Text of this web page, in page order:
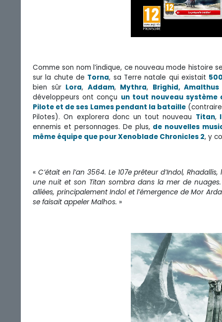
Comme son nom l’indique, ce nouveau mode histoire
sur la chute de Torna, sa Terre natale qui existait
bien sûr Lora, Addam, Mythra, Brighid, Amalthus
développeurs ont conçu un tout nouveau
Pilote et de ses Lames pendant la bataille
Pilotes). On explorera donc un tout nouveau Titan,
ennemis et personnages. De plus, de nouvelles
même équipe que pour Xenoblade Chronicles 2, y
« C’était en l’an 3564. Le 107e prêteur d’Indol,
une nuit et son Titan sombra dans la mer de
alliées, principalement Indol et l’émergence de Mor
se faisait appeler Malhos. »